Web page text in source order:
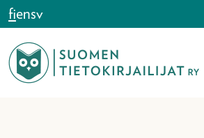
Siirry sisältöön
fiensv